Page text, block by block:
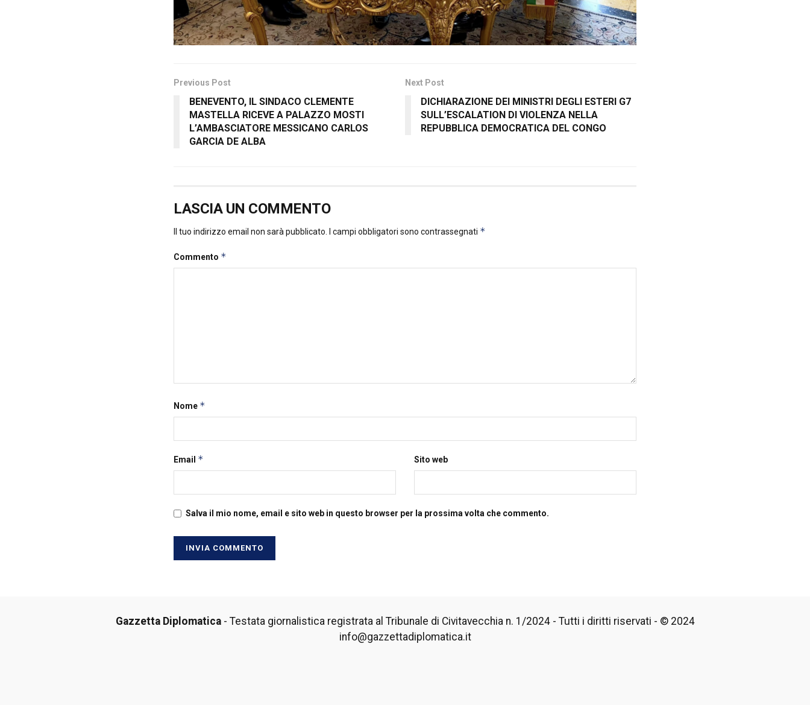
Previous Post
BENEVENTO, IL SINDACO CLEMENTE
MASTELLA RICEVE A PALAZZO MOSTI
L’AMBASCIATORE MESSICANO CARLOS
GARCIA DE ALBA
Next Post
DICHIARAZIONE DEI MINISTRI DEGLI ESTERI G7
SULL’ESCALATION DI VIOLENZA NELLA
REPUBBLICA DEMOCRATICA DEL CONGO
LASCIA UN COMMENTO
Il tuo indirizzo email non sarà pubblicato. I campi obbligatori sono contrassegnati *
Commento *
Nome *
Email * Sito web
Salva il mio nome, email e sito web in questo browser per la prossima volta che commento.
Gazzetta Diplomatica- Testata giornalistica registrata al Tribunale di Civitavecchia n. 1/2024 - Tutti i diritti riservati - © 2024
info@gazzettadiplomatica.it